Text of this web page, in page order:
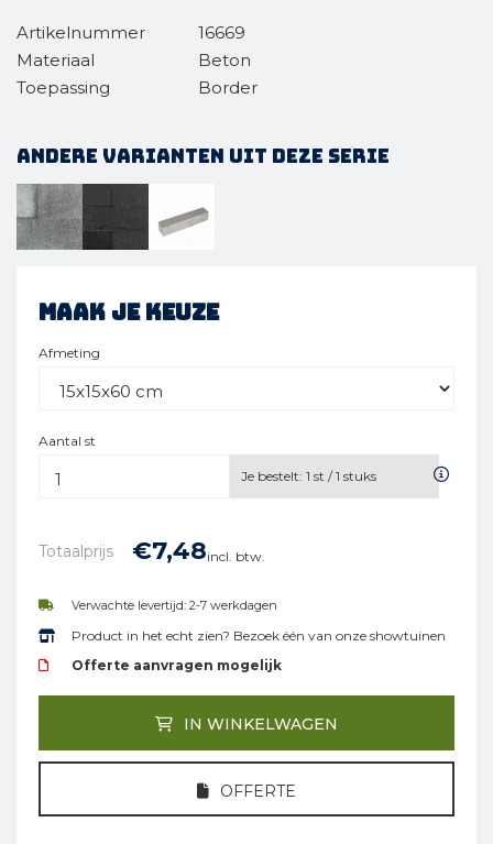
Artikelnummer
16669
Materiaal
Beton
Toepassing
Border
Andere varianten uit deze serie
Maak je keuze
Afmeting
Aantal st
Je bestelt: 1 st /1 stuks
Totaalprijs €7,48incl. btw.
Verwachte levertijd: 2-7 werkdagen
Product in het echt zien? Bezoek één van onze showtuinen
Offerte aanvragen mogelijk
IN WINKELWAGEN
OFFERTE